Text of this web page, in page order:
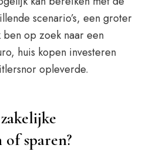
scenario’s, een groter
op zoek naar een
huis kopen investeren
opleverde.
sparen?